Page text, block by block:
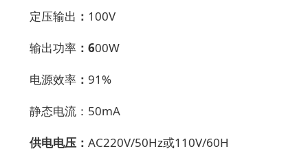
定压输出 ： 100V
输出功率 ：600W
电源效率 ： 91%
静态电流 ： 50mA
供电电压 ： AC220V/50Hz或110V/60H